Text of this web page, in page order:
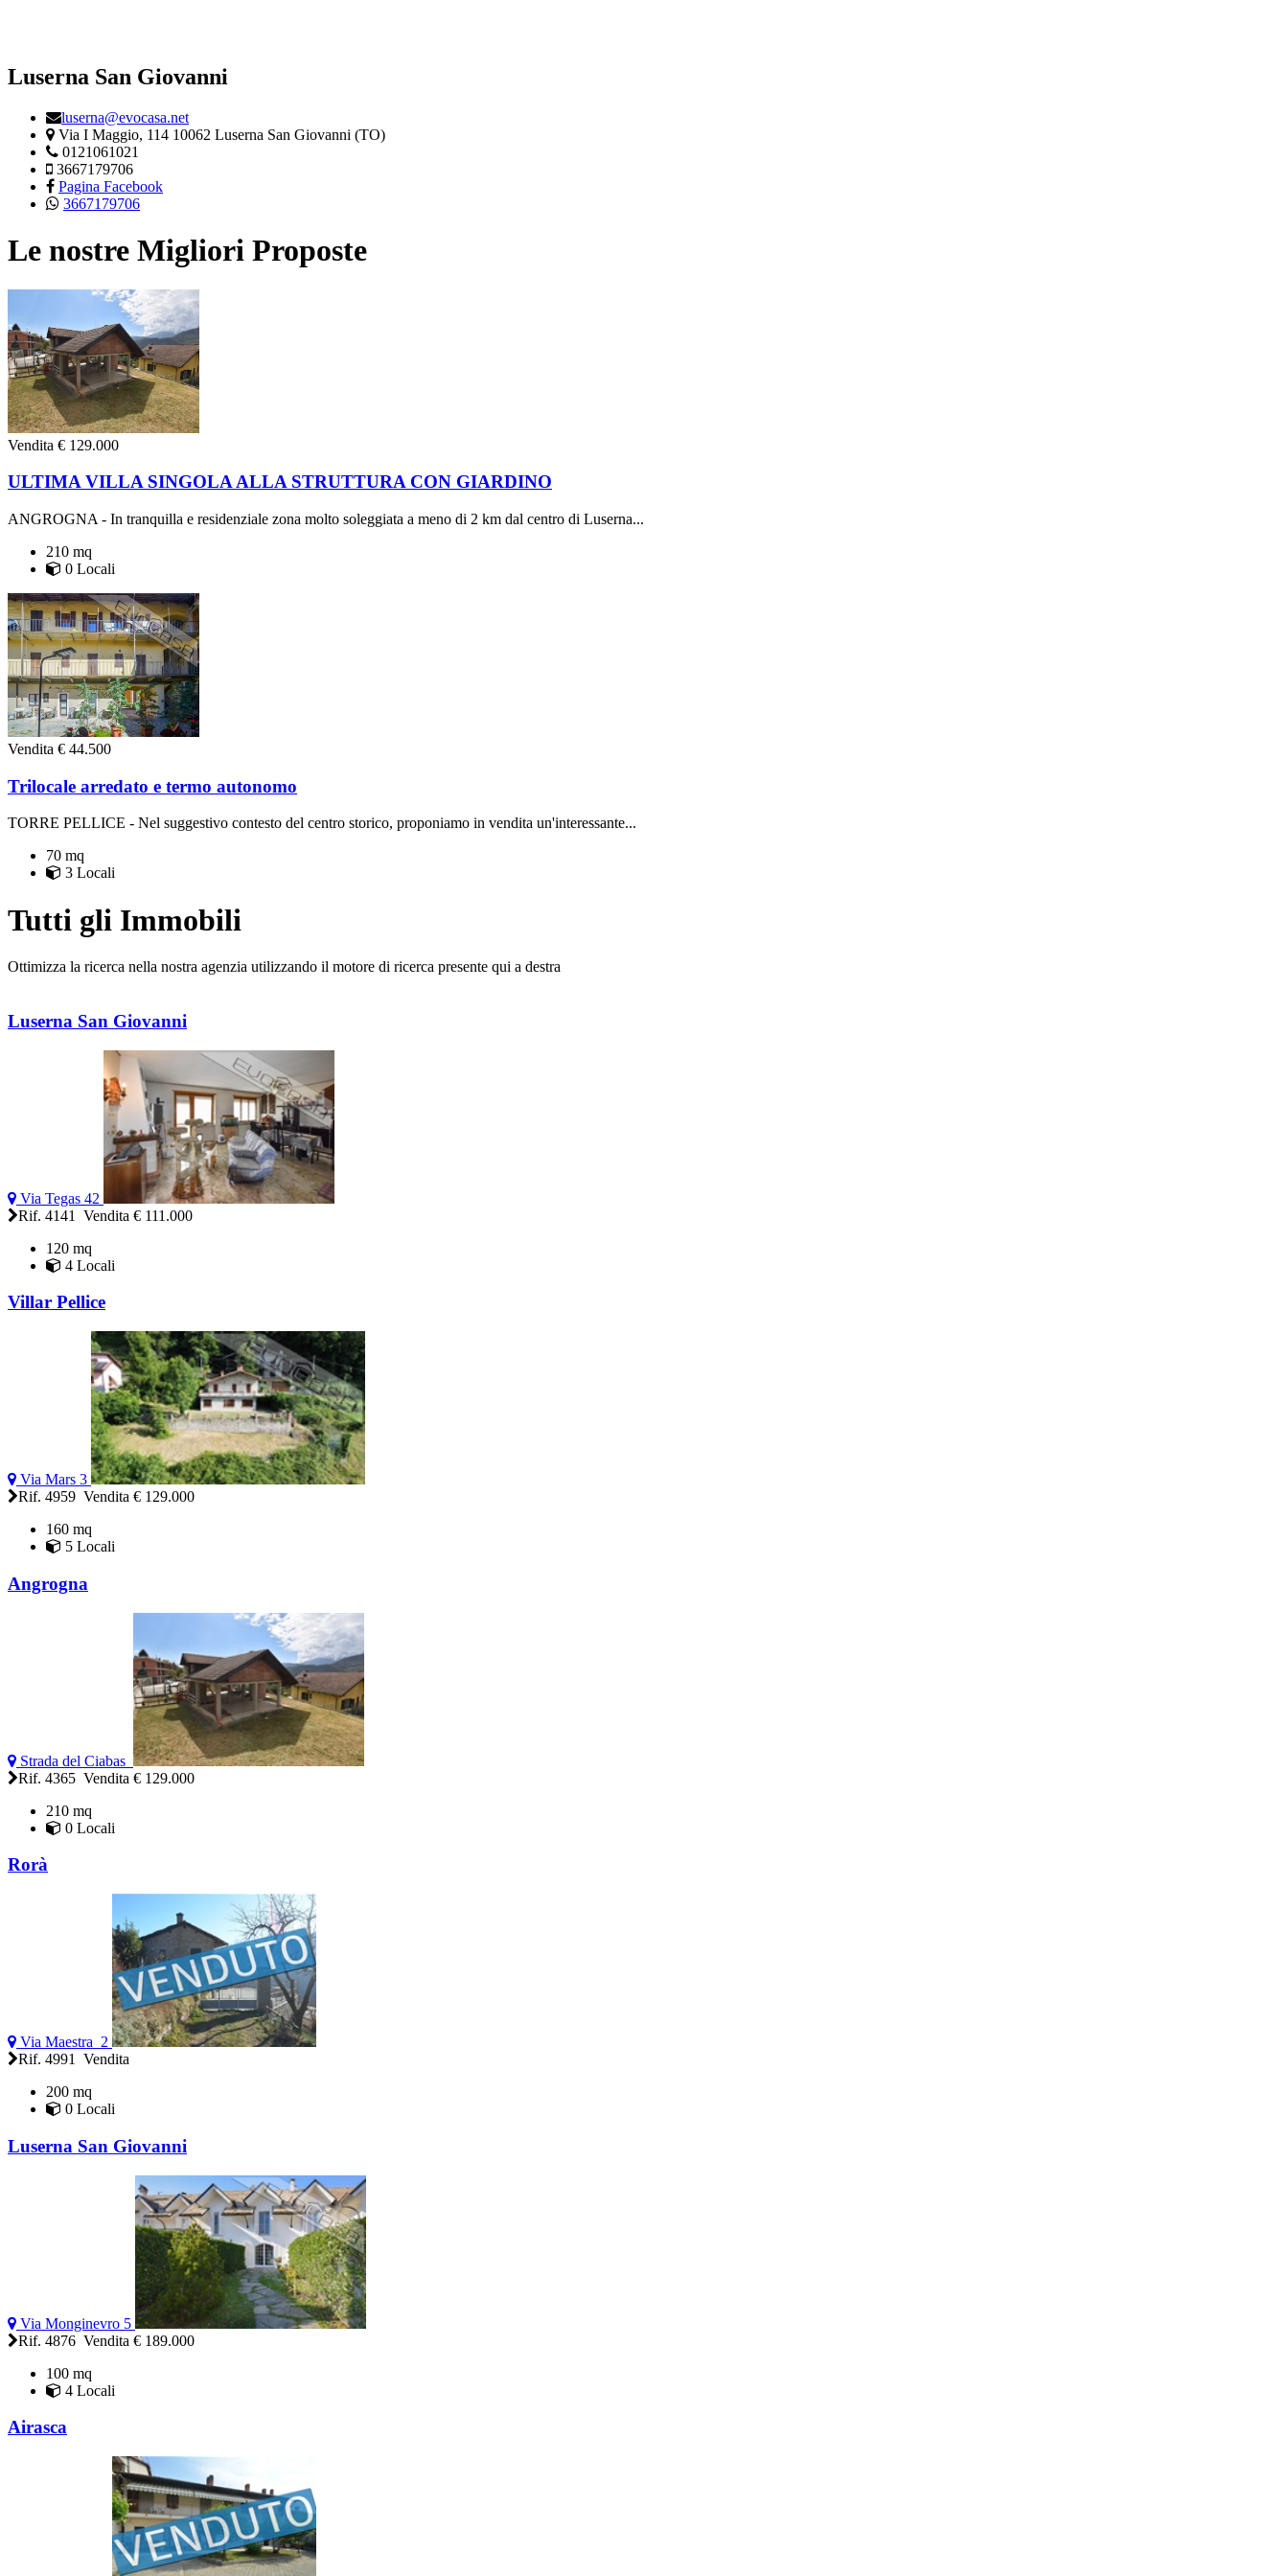
Luserna San Giovanni
luserna@evocasa.net
Via I Maggio, 114 10062 Luserna San Giovanni (TO)
0121061021
3667179706
Pagina Facebook
3667179706
Le nostre Migliori Proposte
Vendita € 129.000
ULTIMA VILLA SINGOLA ALLA STRUTTURA CON GIARDINO
ANGROGNA - In tranquilla e residenziale zona molto soleggiata a meno di 2 km dal centro di Luserna...
210 mq
0 Locali
Vendita € 44.500
Trilocale arredato e termo autonomo
TORRE PELLICE - Nel suggestivo contesto del centro storico, proponiamo in vendita un'interessante...
70 mq
3 Locali
Tutti gli Immobili
Ottimizza la ricerca nella nostra agenzia utilizzando il motore di ricerca presente qui a destra
Luserna San Giovanni
Via Tegas 42
Rif. 4141 Vendita € 111.000
120 mq
4 Locali
Villar Pellice
Via Mars 3
Rif. 4959 Vendita € 129.000
160 mq
5 Locali
Angrogna
Strada del Ciabas
Rif. 4365 Vendita € 129.000
210 mq
0 Locali
Rorà
Via Maestra 2
Rif. 4991 Vendita
200 mq
0 Locali
Luserna San Giovanni
Via Monginevro 5
Rif. 4876 Vendita € 189.000
100 mq
4 Locali
Airasca